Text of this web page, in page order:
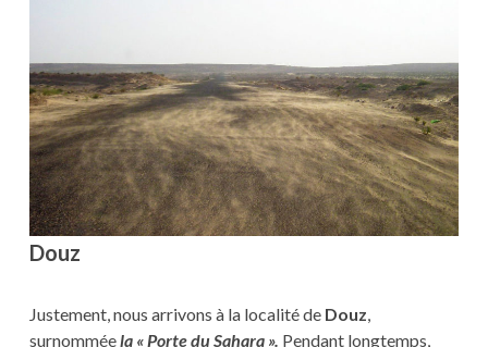
Douz
Justement, nous arrivons à la localité de Douz,
surnomméela « Porte du Sahara ». Pendant longtemps,